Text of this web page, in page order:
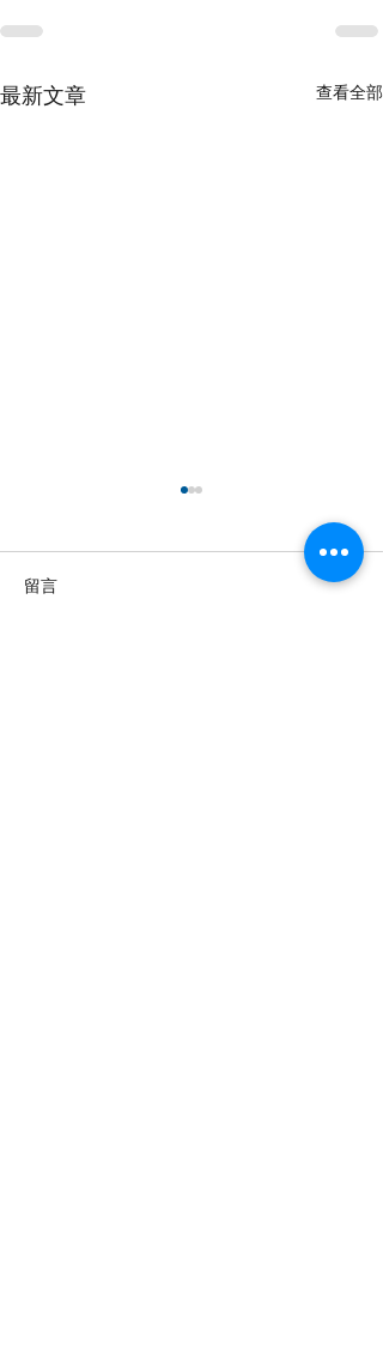
最新文章 查看全部
留言